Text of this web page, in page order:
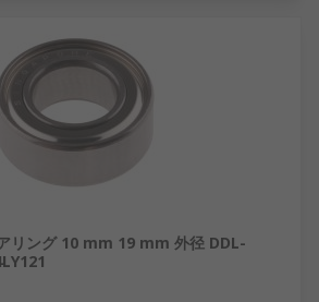
リング 10 mm 19 mm 外径 DDL-